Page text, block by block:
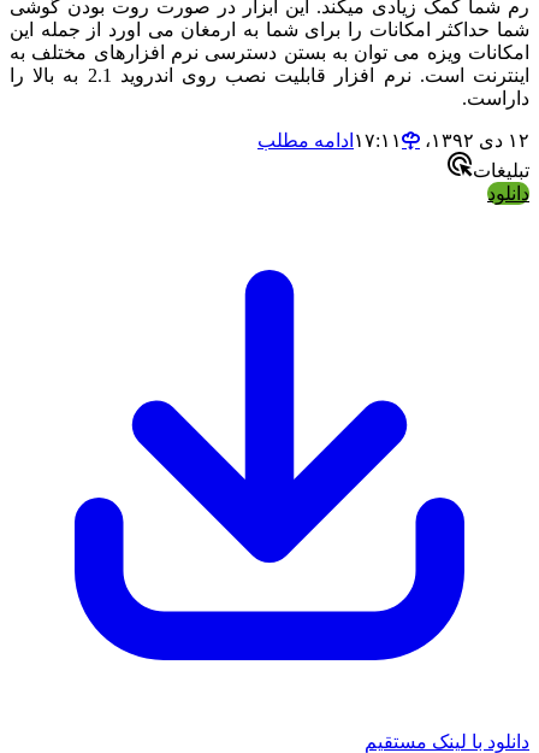
شما کمک زیادی میکند. این ابزار در صورت روت بودن گوشی
حداکثر امکانات را برای شما به ارمغان می اورد از جمله این
ویزه می توان به بستن دسترسی نرم افزارهای مختلف به
اینترنت است. نرم افزار قابلیت نصب روی اندروید 2.1 به بالا را
۱۳۹۲،‏ ۱۷:۱۱
ادامه مطلب
با لینک مستقیم